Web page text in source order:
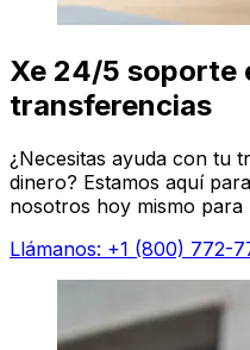
Xe 24/5 soporte
transferencias
¿Necesitas ayuda con tu
dinero? Estamos aquí
nosotros hoy mismo
Llámanos: +1 (800) 772-